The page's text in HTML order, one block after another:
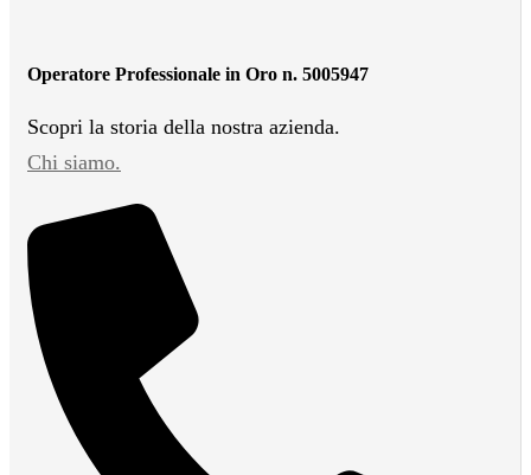
Operatore Professionale in Oro n. 5005947
Scopri la storia della nostra azienda.
Chi siamo.